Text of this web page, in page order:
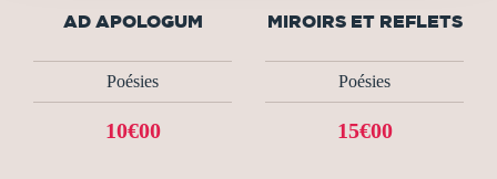
AD APOLOGUM
Poésies
10€00
MIROIRS ET REFLETS
Poésies
15€00